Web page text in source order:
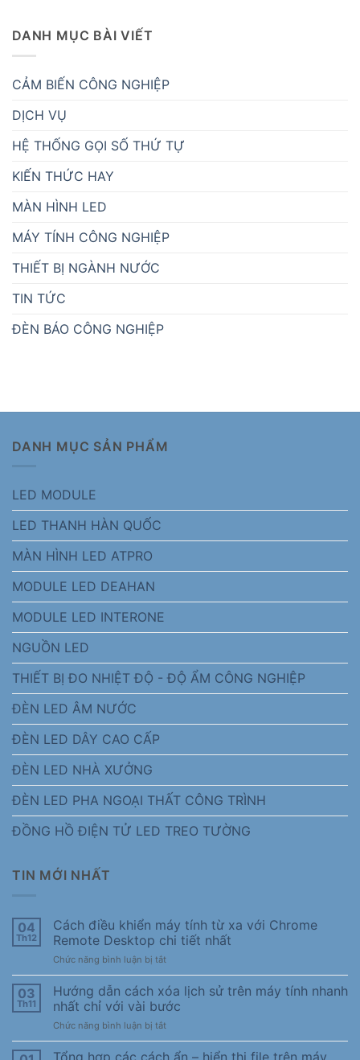
DANH MỤC BÀI VIẾT
CẢM BIẾN CÔNG NGHIỆP
DỊCH VỤ
HỆ THỐNG GỌI SỐ THỨ TỰ
KIẾN THỨC HAY
MÀN HÌNH LED
MÁY TÍNH CÔNG NGHIỆP
THIẾT BỊ NGÀNH NƯỚC
TIN TỨC
ĐÈN BÁO CÔNG NGHIỆP
DANH MỤC SẢN PHẨM
LED MODULE
LED THANH HÀN QUỐC
MÀN HÌNH LED ATPRO
MODULE LED DEAHAN
MODULE LED INTERONE
NGUỒN LED
THIẾT BỊ ĐO NHIỆT ĐỘ - ĐỘ ẨM CÔNG NGHIỆP
ĐÈN LED ÂM NƯỚC
ĐÈN LED DÂY CAO CẤP
ĐÈN LED NHÀ XƯỞNG
ĐÈN LED PHA NGOẠI THẤT CÔNG TRÌNH
ĐỒNG HỒ ĐIỆN TỬ LED TREO TƯỜNG
TIN MỚI NHẤT
04
Th12
Cách điều khiển máy tính từ xa với Chrome
Remote Desktop chi tiết nhất
Chức năng bình luận bị tắtở
điều
khiển
máy
tính
từ
xa
03
Th11
Hướng dẫn cách xóa lịch sử trên máy tính nhanh
nhất chỉ với vài bước
Chức năng bình luận bị tắtở
dẫn
Tổng hợp các cách ẩn – hiển thị file trên máy